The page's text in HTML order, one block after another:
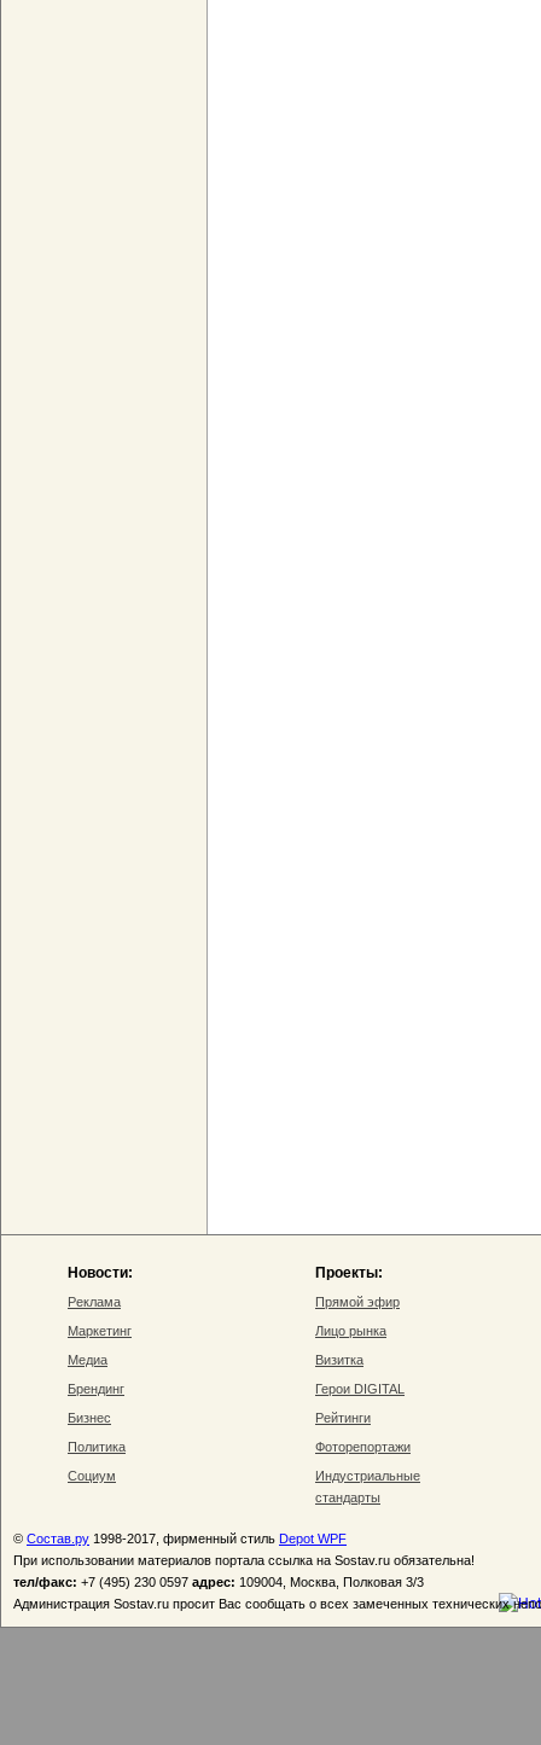
Новости:
Реклама
Маркетинг
Медиа
Брендинг
Бизнес
Политика
Социум
Проекты:
Прямой эфир
Лицо рынка
Визитка
Герои DIGITAL
Рейтинги
Фоторепортажи
Индустриальные
стандарты
© Состав.ру 1998-2017, фирменный стиль Depot WPF
При использовании материалов портала ссылка на Sostav.ru обязательна!
тел/факс: +7 (495) 230 0597 адрес: 109004, Москва, Полковая 3/3
Администрация Sostav.ru просит Вас сообщать о всех замеченных технических